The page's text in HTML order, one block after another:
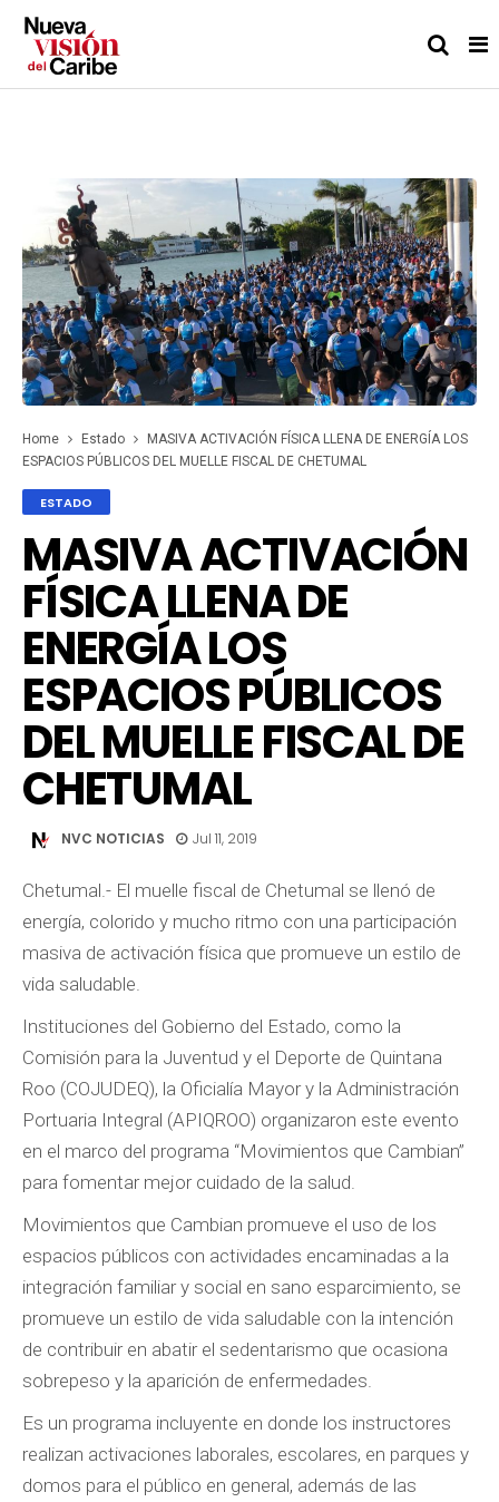
Home Estado
MASIVA ACTIVACIÓN FÍSICA LLENA DE ENERGÍA LOS
ESPACIOS PÚBLICOS DEL MUELLE FISCAL DE CHETUMAL
ESTADO
MASIVA ACTIVACIÓN
FÍSICA LLENA DE
ENERGÍA LOS
ESPACIOS PÚBLICOS
DEL MUELLE FISCAL DE
CHETUMAL
NVC NOTICIAS Jul 11, 2019
Chetumal.- El muelle fiscal de Chetumal se llenó de
energía, colorido y mucho ritmo con una participación
masiva de activación física que promueve un estilo de
vida saludable.
Instituciones del Gobierno del Estado, como la
Comisión para la Juventud y el Deporte de Quintana
Roo (COJUDEQ), la Oficialía Mayor y la Administración
Portuaria Integral (APIQROO) organizaron este evento
en el marco del programa “Movimientos que Cambian”
para fomentar mejor cuidado de la salud.
Movimientos que Cambian promueve el uso de los
espacios públicos con actividades encaminadas a la
integración familiar y social en sano esparcimiento, se
promueve un estilo de vida saludable con la intención
de contribuir en abatir el sedentarismo que ocasiona
sobrepeso y la aparición de enfermedades.
Es un programa incluyente en donde los instructores
realizan activaciones laborales, escolares, en parques y
domos para el público en general, además de las